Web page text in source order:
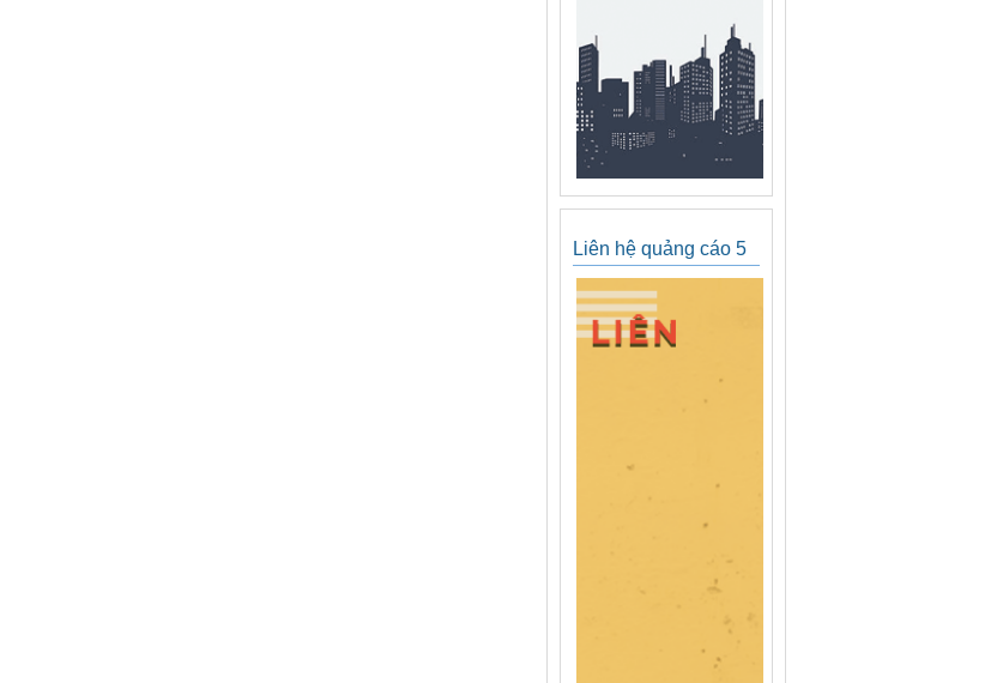
Liên hệ quảng cáo 5